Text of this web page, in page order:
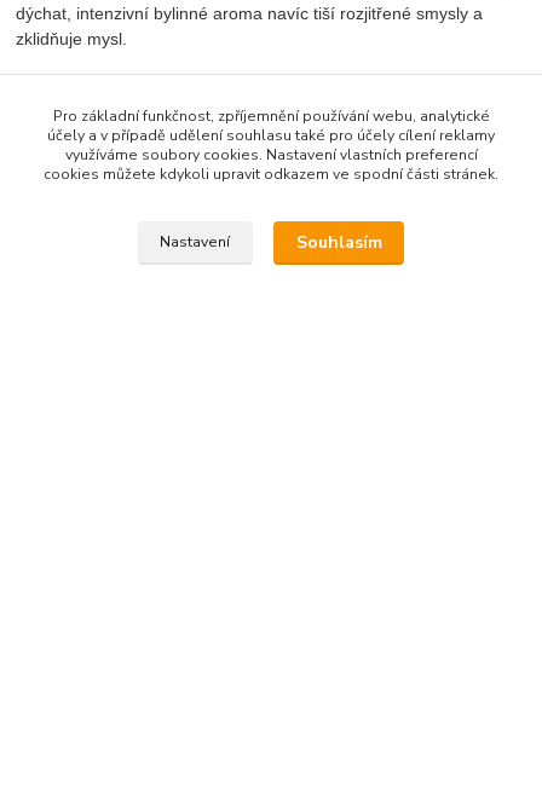
dýchat, intenzivní bylinné aroma navíc tiší rozjitřené smysly a
zklidňuje mysl.
Použití:
Několik kapek oleje naneste na vlhkou nebo suchou pleť a jemně
rozetřete. Hodí se k denní i noční pěstící péči, k regeneraci po
spáleninách a po opalování a pro ochranu pleti v mrazivém
Pro základní funkčnost, zpříjemnění používání webu, analytické
účely a v případě udělení souhlasu také pro účely cílení reklamy
využíváme soubory cookies. Nastavení vlastních preferencí
cookies můžete kdykoli upravit odkazem ve spodní části stránek.
Nastavení Souhlasím